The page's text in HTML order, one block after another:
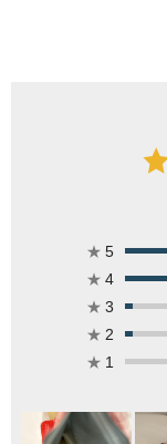
★ 5
★ 4
★ 3
★ 2
★ 1